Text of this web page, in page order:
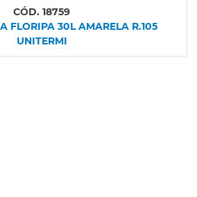
CÓD. 18759
FLORIPA 30L AMARELA R.105
UNITERMI